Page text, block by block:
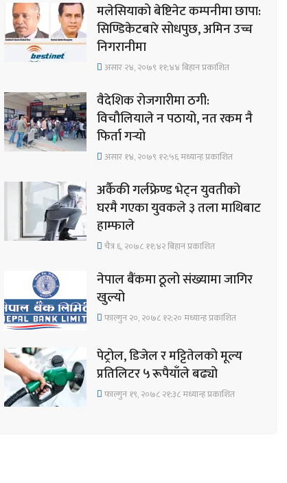
मलेसियाको बेष्टिनेट कम्पनीमा छापा:
सिण्डिकेटबारे सोधपुछ, अमिन उच्च
निगरानीमा
असार २४, २०७९ ११;४४ बिहान प्रकाशित
वैदेशिक रोजगारीमा ठगी:
विचौलियाले न पठायो, नत रकम नै
फिर्ता गर्‍यो
असार १४, २०७९ १२;५६ मध्यान्ह प्रकाशित
अर्कैकी गर्लफ्रेण्ड भेट्न युवतीको
घरमै गएका युवकले ३ तला माथिबाट
हाम्फाले
चैत्र ६, २०७८ ११;४२ बिहान प्रकाशित
नेपाल बैंकमा ठूलो संख्यामा जागिर
खुल्यो
फाल्गुन २०, २०७८ १२;२० मध्यान्ह प्रकाशित
पेट्रोल, डिजेल र मट्टितेलको मूल्य
प्रतिलिटर ५ रूपैयाँले बढ्यो
फाल्गुन १९, २०७८ २१;३८ मध्यान्ह प्रकाशित